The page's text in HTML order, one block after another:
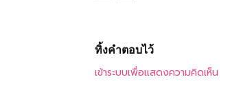
ทิ้งคำตอบไว้
เข้าระบบเพื่อแสดงความคิดเห็น